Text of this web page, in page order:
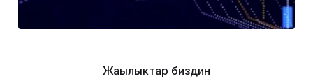
Жаңылыктар биздин